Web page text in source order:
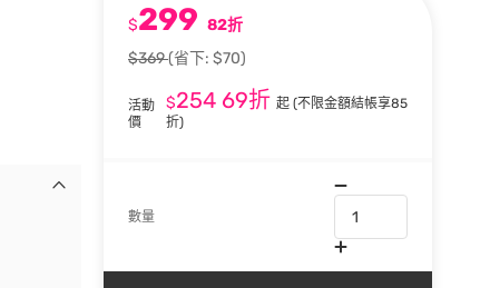
$299 82折
$369(省下: $70)
活動
價
$25469折 起 (不限金額結帳享85
折)
數量